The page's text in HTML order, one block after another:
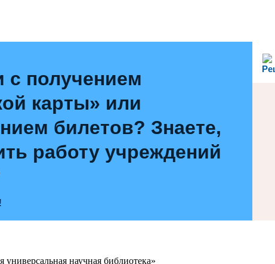
с получением
карты» или
билетов? Знаете,
работу учреждений
научная библиотека»